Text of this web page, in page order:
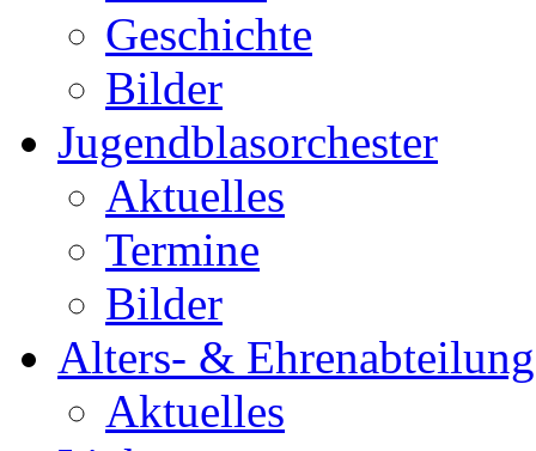
Geschichte
Bilder
Jugendblasorchester
Aktuelles
Termine
Bilder
Alters- & Ehrenabteilung
Aktuelles